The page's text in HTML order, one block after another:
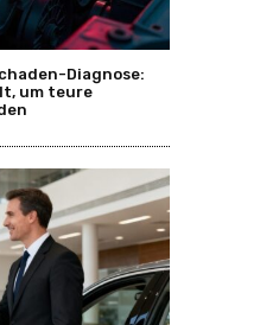
Diagnose:
um teure